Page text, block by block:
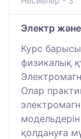
Электр
Курс
физикалық
Олар
қолдануға